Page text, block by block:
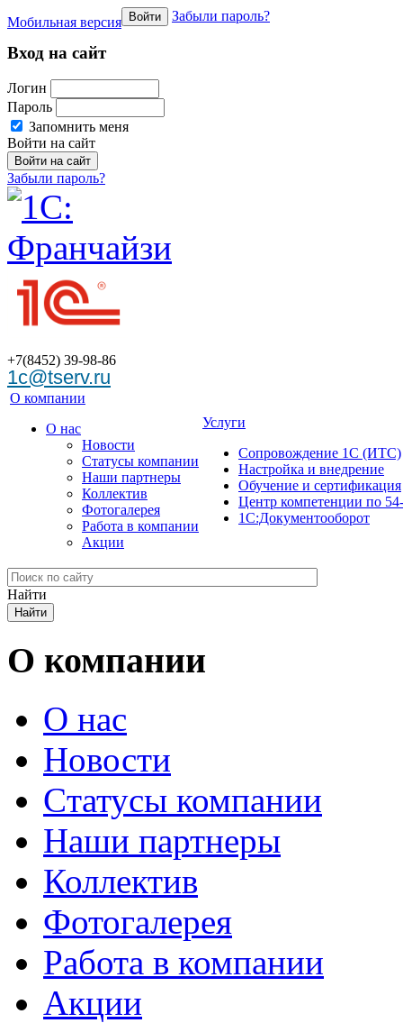
Мобильная версия Войти Забыли пароль?
Вход на сайт
Логин
Пароль
Запомнить меня
Войти на сайт
Забыли пароль?
+7(8452) 39-98-86
1c@tserv.ru
О компании
О нас
Новости
Cтатусы компании
Наши партнеры
Коллектив
Фотогалерея
Работа в компании
Акции
Услуги
Сопровождение 1С (ИТС)
Настройка и внедрение
Обучение и сертификация
Центр компетенции по
1С:Документооборот
Найти
О компании
О нас
Новости
Cтатусы компании
Наши партнеры
Коллектив
Фотогалерея
Работа в компании
Акции